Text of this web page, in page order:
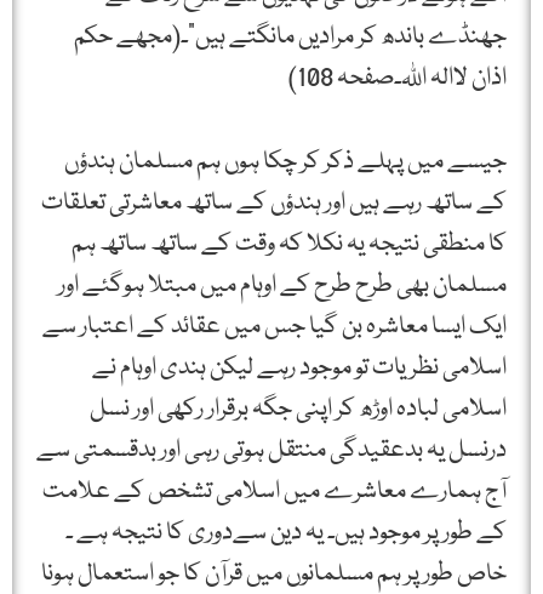
جھنڈے باندھ کر مرادیں مانگتے ہیں”۔(مجھے حکم
اذان لاالہ اللہ۔صفحہ 108)
جیسے میں پہلے ذکر کر چکا ہوں ہم مسلمان ہندؤں
کے ساتھ رہے ہیں اور ہندؤں کے ساتھ معاشرتی تعلقات
کا منطقی نتیجہ یہ نکلا کہ وقت کے ساتھ ساتھ ہم
مسلمان بھی طرح طرح کے اوہام میں مبتلا ہوگئے اور
ایک ایسا معاشرہ بن گیا جس میں عقائد کے اعتبار سے
اسلامی نظریات تو موجود رہے لیکن ہندی اوہام نے
اسلامی لبادہ اوڑھ کر اپنی جگہ برقرار رکھی اور نسل
درنسل یہ بدعقیدگی منتقل ہوتی رہی اور بدقسمتی سے
آج ہمارے معاشرے میں اسلامی تشخص کے علامت
کے طور پر موجود ہیں۔ یہ دین سےدوری کا نتیجہ ہے ۔
خاص طور پر ہم مسلمانوں میں قرآن کا جو استعمال ہونا